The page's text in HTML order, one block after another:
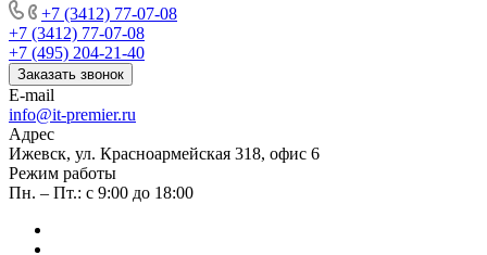
+7 (3412) 77-07-08
+7 (3412) 77-07-08
+7 (495) 204-21-40
Заказать звонок
E-mail
info@it-premier.ru
Адрес
Ижевск, ул. Красноармейская 318, офис 6
Режим работы
Пн. – Пт.: с 9:00 до 18:00